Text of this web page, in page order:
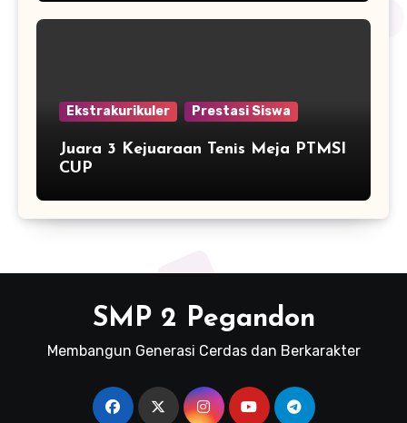
2015/2016 SMP NEGERI 2
Ekstrakurikuler Prestasi Siswa
Juara 3 Kejuaraan Tenis Meja PTMSI
CUP
SMP 2 Pegandon
Membangun Generasi Cerdas dan Berkarakter